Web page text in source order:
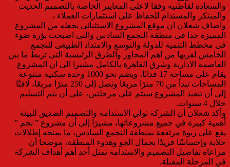
والسعادة لقاطنيه وفقا لاعلى المعايير الخاصة بالتصميم الحديث
والمبتكر والمستدام للحفاظ على استثمارات العملاء ،
واضاف شعلان ان موقع المشروع الاستثنائى يجعله من المشروع
المميزة جدا فى منطقة التجمع السادس والتى اصبحت بؤرة ضوء
فى مخطط التنمية للدولة والتوسع والامتداد الطبيعى للتجمع
الخامس لقربها من اهم المحاور والطرق الرئيسية التى تربط ما بين
العاصمة الادارية وشرق القاهرة بالكامل مشيرا الى ان المشروع
يقام على مساحة 17 فدانًا، ويضم نحو 1000 وحدة سكنية متنوعة
المساحات تبدأ من 70 مترًا مربعًا وتصل إلى 250 مترًا مربعًا، لافتًا
إلى أن تنفيذ المشروع سيتم على مرحلتين، على أن يتم التسليم
خلال 4 سنوات.
وأكد شعلان أن الشركة تولي الاستدامة والتصميم الصديق للبيئة
أهمية كبيرة في جميع مشروعاتها، مشيرًا إلى أن مشروع ” نجم ”
يقع على ربوة مرتفعة بمنطقة التجمع السادس، ما يمنحه إطلالات
خلابة وإحساسًا فريدًا بجمال الجو وهدوء المنطقة، موضحا أن
مراعاة تفاصيل التصميم والاستدامة تمثل أحد أهم أهداف الشركة
في المرحلة المقبلة.